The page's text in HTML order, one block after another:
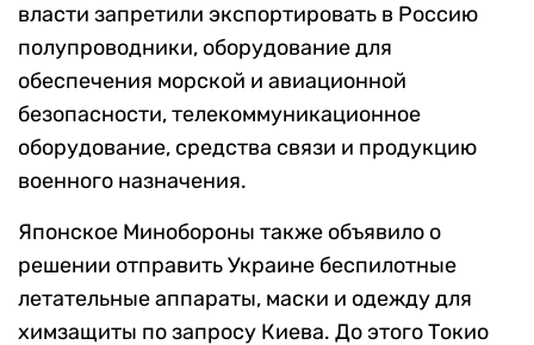
власти запретили экспортировать в Россию
полупроводники, оборудование для
обеспечения морской и авиационной
безопасности, телекоммуникационное
оборудование, средства связи и продукцию
военного назначения.
Японское Минобороны также объявило о
решении отправить Украине беспилотные
летательные аппараты, маски и одежду для
химзащиты по запросу Киева. До этого Токио